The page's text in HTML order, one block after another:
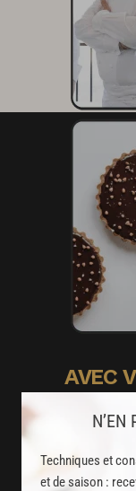
N’EN
Techniques et
et de saison :
AVEC